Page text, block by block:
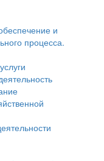
и
процесса.